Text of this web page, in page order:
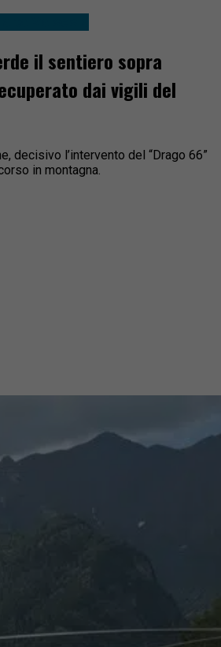
il sentiero sopra
dai vigili del
decisivo l’intervento del “Drago 66”
in montagna.